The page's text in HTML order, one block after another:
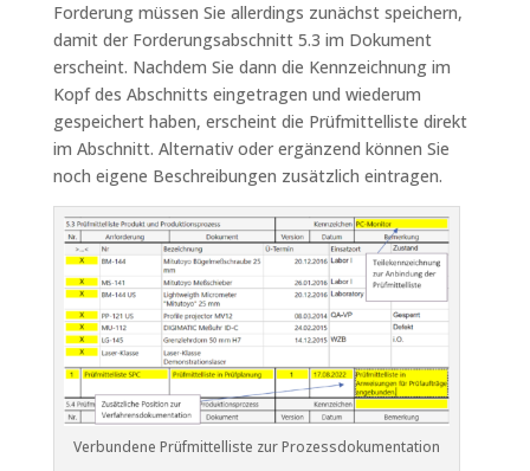
Forderung müssen Sie allerdings zunächst speichern,
damit der Forderungsabschnitt 5.3 im Dokument
erscheint. Nachdem Sie dann die Kennzeichnung im
Kopf des Abschnitts eingetragen und wiederum
gespeichert haben, erscheint die Prüfmittelliste direkt
im Abschnitt. Alternativ oder ergänzend können Sie
noch eigene Beschreibungen zusätzlich eintragen.
Verbundene Prüfmittelliste zur Prozessdokumentation